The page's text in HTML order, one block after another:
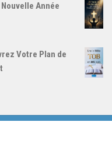
Année
Votre Plan de